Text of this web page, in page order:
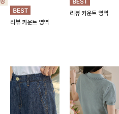
카프리 기장이 다리
라인을 더욱 길고 산
뜻하게 보여주며, 깔
리뷰 카운트 영역
과 베이직한 디자인으
로 단독은 물론 가볍
리뷰 카운트 영역